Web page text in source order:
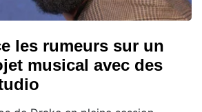
les rumeurs sur un
musical avec des